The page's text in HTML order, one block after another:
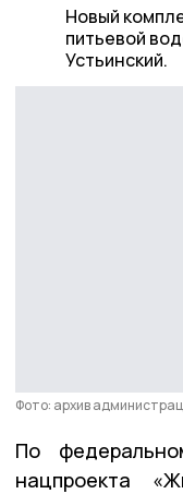
Новый
питьевой
Устьинский.
Фото: архив
По
нацпроекта